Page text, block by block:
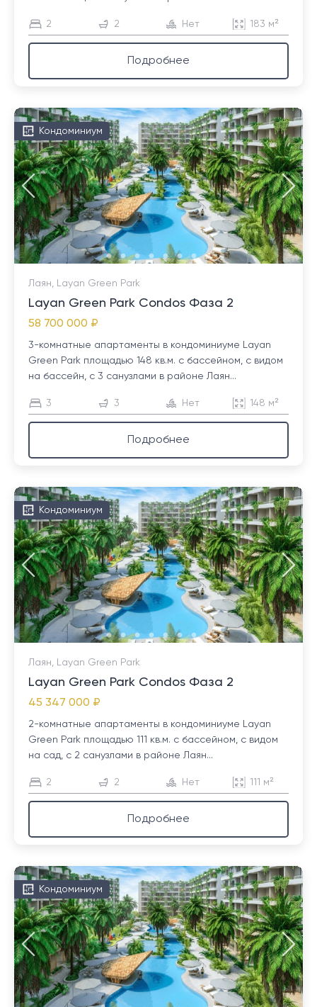
2 2 Нет 183 м²
Подробнее
Кондоминиум
Лаян, Layan Green Park
Layan Green Park Condos Фаза 2
58 700 000 ₽
3-комнатные апартаменты в кондоминиуме Layan
Green Park площадью 148 кв.м. с бассейном, с видом
на бассейн, с 3 санузлами в районе Лаян...
3 3 Нет 148 м²
Подробнее
Кондоминиум
Лаян, Layan Green Park
Layan Green Park Condos Фаза 2
45 347 000 ₽
2-комнатные апартаменты в кондоминиуме Layan
Green Park площадью 111 кв.м. с бассейном, с видом
на сад, с 2 санузлами в районе Лаян...
2 2 Нет 111 м²
Подробнее
Кондоминиум